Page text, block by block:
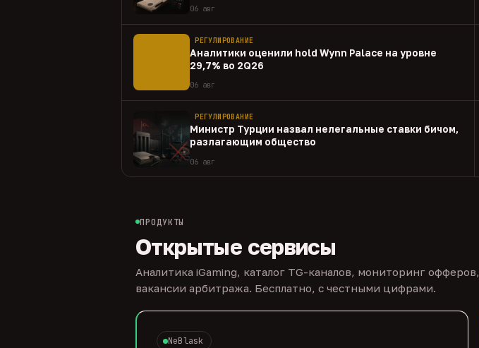
06 авг
РЕГУЛИРОВАНИЕ
Аналитики оценили hold Wynn Palace на уровне
29,7% во 2Q26
06 авг
РЕГУЛИРОВАНИЕ
Министр Турции назвал нелегальные ставки бичом,
разлагающим общество
06 авг
ПРОДУКТЫ
Открытые сервисы
Аналитика iGaming, каталог TG-каналов, мониторинг офферов,
вакансии арбитража. Бесплатно, с честными цифрами.
NeBlask